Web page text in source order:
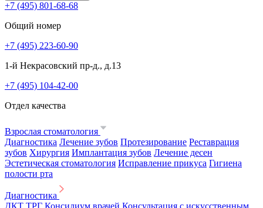
+7 (495) 801-68-68
Общий номер
+7 (495) 223-60-90
1-й Некрасовский пр-д., д.13
+7 (495) 104-42-00
Отдел качества
Взрослая стоматология
Диагностика Лечение зубов Протезирование Реставрация
зубов Хирургия Имплантация зубов Лечение десен
Эстетическая стоматология Исправление прикуса Гигиена
полости рта
Диагностика
ДКТ ТРГ Консилиум врачей Консультация с искусственным